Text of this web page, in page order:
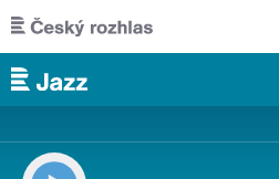
Přejít k hlavnímu obsahu